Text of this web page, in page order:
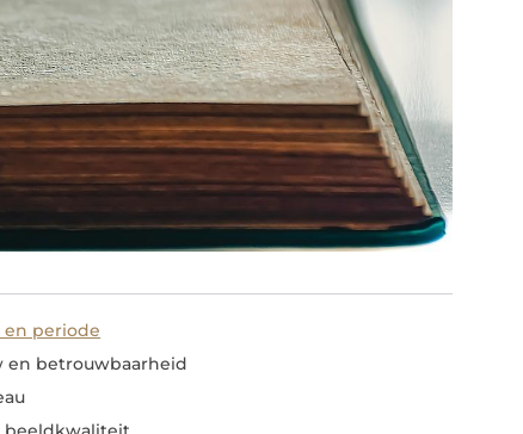
periode
en betrouwbaarheid